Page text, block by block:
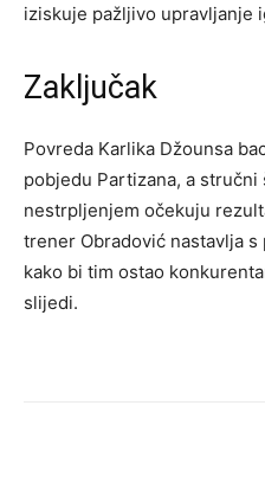
iziskuje pažljivo upravljanje
Zaključak
Povreda Karlika Džounsa
pobjedu Partizana, a stručni
nestrpljenjem očekuju
trener Obradović nastavlja
kako bi tim ostao
slijedi.